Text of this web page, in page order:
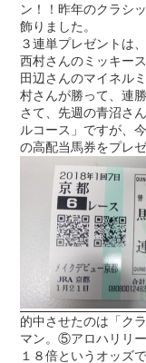
ン！！昨年のクラシ
飾りました。
３連単プレゼントは
西村さんのミッキー
田辺さんのマイネル
村さんが勝って、連勝
さて、先週の青沼さ
ルコース」ですが、
の高配当馬券をプレ
的中させたのは「ク
マン。⑤アロハリリ
１８倍というオッズ